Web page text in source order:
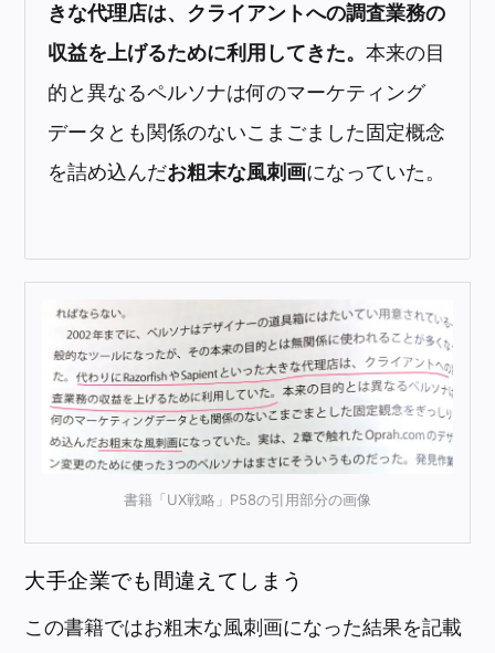
きな代理店は、クライアントへの調査業務の
収益を上げるために利用してきた。本来の目
的と異なるペルソナは何のマーケティング
データとも関係のないこまごました固定概念
を詰め込んだお粗末な風刺画になっていた。
書籍「UX戦略」P58の引用部分の画像
大手企業でも間違えてしまう
この書籍ではお粗末な風刺画になった結果を記載